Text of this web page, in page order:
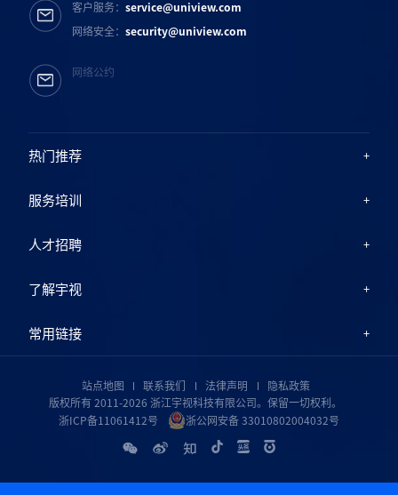
热门推荐
服务培训
人才招聘
了解宇视
常用链接
客户服务：service@uniview.com
网络安全：security@uniview.com
网络公约
站点地图 联系我们 法律声明
隐私政策
版权所有 2011-2026 浙江宇视科技有限公司。保留一切权利。
浙ICP备11061412号
浙公网安备 33010802004032号